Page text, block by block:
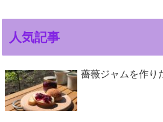
人気記事
薔薇ジャムを作り